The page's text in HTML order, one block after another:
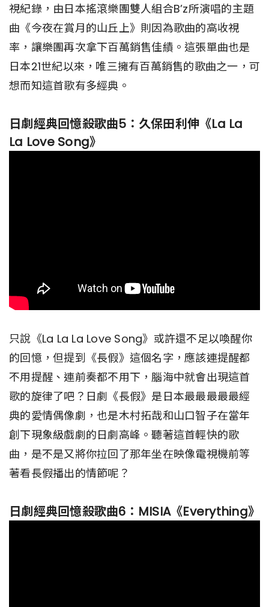
視紀錄，由日本搖滾樂團雙人組合B’z所演唱的主題
曲《今夜在賞月的山丘上》則因為歌曲的高收視
率，讓樂團再次拿下百萬銷售佳績。這張單曲也是
日本21世紀以來，唯三擁有百萬銷售的歌曲之一，可
想而知這首歌有多經典。
日劇經典回憶殺歌曲5：久保田利伸《La La
La Love Song》
只說《La La La Love Song》或許還不足以喚醒你
的回憶，但提到《長假》這個名字，應該連提醒都
不用提醒、連前奏都不用下，腦海中就會出現這首
歌的旋律了吧？日劇《長假》是日本最最最最最經
典的愛情偶像劇，也是木村拓哉和山口智子在當年
創下現象級戲劇的日劇高峰。聽著這首輕快的歌
曲，是不是又將你拉回了那年坐在映像電視機前等
著看長假播出的情節呢？
日劇經典回憶殺歌曲6：MISIA《Everything》